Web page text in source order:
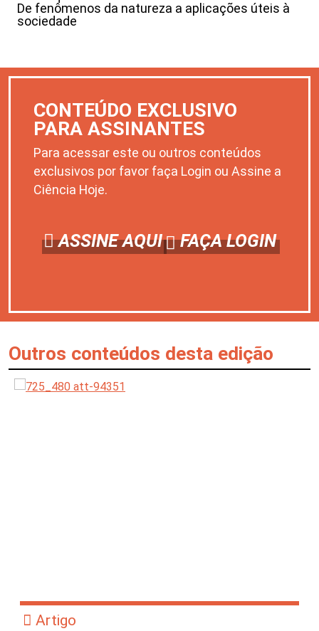
De fenômenos da natureza a aplicações úteis à
sociedade
CONTEÚDO EXCLUSIVO
PARA ASSINANTES
Para acessar este ou outros conteúdos
exclusivos por favor faça Login ou Assine a
Ciência Hoje.
ASSINE AQUI FAÇA LOGIN
Outros conteúdos desta edição
Artigo